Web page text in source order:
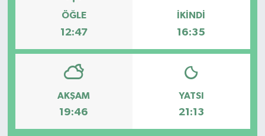
ÖĞLE
12:47
İKINDI
16:35
AKŞAM
19:46
YATSI
21:13